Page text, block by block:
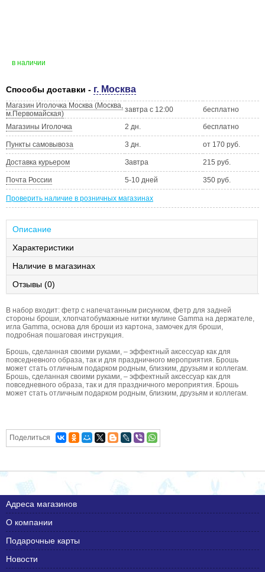
в наличии
Способы доставки - г. Москва
Магазин Иголочка Москва (Москва,
м.Первомайская)
завтра с 12:00 бесплатно
Магазины Иголочка 2 дн. бесплатно
Пункты самовывоза 3 дн. от 170 руб.
Доставка курьером Завтра 215 руб.
Почта России 5-10 дней 350 руб.
Проверить наличие в розничных магазинах
Описание
Характеристики
Наличие в магазинах
Отзывы (0)
В набор входит: фетр с напечатанным рисунком, фетр для задней
стороны броши, хлопчатобумажные нитки мулине Gamma на держателе,
игла Gamma, основа для броши из картона, замочек для броши,
подробная пошаговая инструкция.
Брошь, сделанная своими руками, – эффектный аксессуар как для
повседневного образа, так и для праздничного мероприятия. Брошь
может стать отличным подарком родным, близким, друзьям и коллегам.
Брошь, сделанная своими руками, – эффектный аксессуар как для
повседневного образа, так и для праздничного мероприятия. Брошь
может стать отличным подарком родным, близким, друзьям и коллегам.
Поделиться
Адреса магазинов
О компании
Подарочные карты
Новости